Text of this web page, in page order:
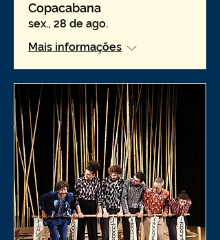
Copacabana
sex., 28 de ago.
Mais informações